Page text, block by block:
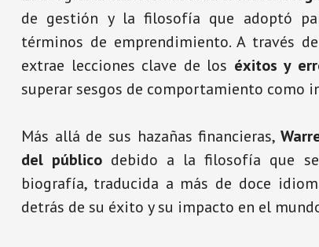
de gestión y la filosofía que adoptó
términos de emprendimiento. A través
extrae lecciones clave de los éxitos y
superar sesgos de comportamiento como
Más allá de sus hazañas financieras,
del público debido a la filosofía que
biografía, traducida a más de doce
detrás de su éxito y su impacto en el